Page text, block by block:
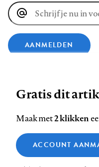
E-
mailadres
AANMELDEN
ons
op
Facebook
ons
op
LinkedIn
ons
op
Bluesky
Footer
Contact Colofon
Zie onze cookie policy
Analytische cookies
Gratis dit
Maak met2 klikken
ACCOUNT